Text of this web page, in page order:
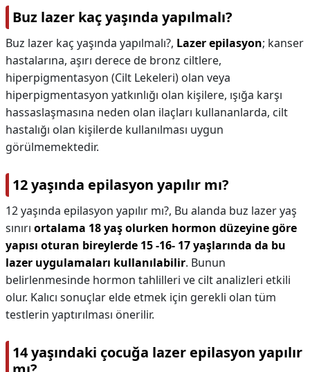
Buz lazer kaç yaşında yapılmalı?
Buz lazer kaç yaşında yapılmalı?, Lazer epilasyon; kanser
hastalarına, aşırı derece de bronz ciltlere,
hiperpigmentasyon (Cilt Lekeleri) olan veya
hiperpigmentasyon yatkınlığı olan kişilere, ışığa karşı
hassaslaşmasına neden olan ilaçları kullananlarda, cilt
hastalığı olan kişilerde kullanılması uygun
görülmemektedir.
12 yaşında epilasyon yapılır mı?
12 yaşında epilasyon yapılır mı?, Bu alanda buz lazer yaş
sınırı ortalama 18 yaş olurken hormon düzeyine göre
yapısı oturan bireylerde 15 -16- 17 yaşlarında da bu
lazer uygulamaları kullanılabilir. Bunun
belirlenmesinde hormon tahlilleri ve cilt analizleri etkili
olur. Kalıcı sonuçlar elde etmek için gerekli olan tüm
testlerin yaptırılması önerilir.
14 yaşındaki çocuğa lazer epilasyon yapılır